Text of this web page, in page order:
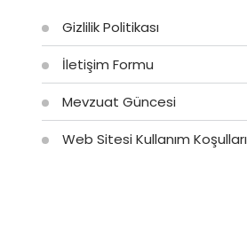
Gizlilik Politikası
İletişim Formu
Mevzuat Güncesi
Web Sitesi Kullanım Koşulları